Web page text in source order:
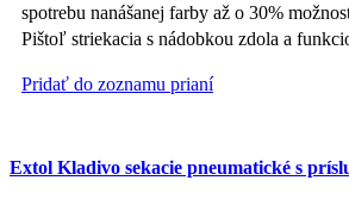
spotrebu nanášanej farby až o 30%
Pištoľ striekacia s nádobkou zdola a
Pridať do zoznamu prianí
Extol Kladivo sekacie pneumatické s